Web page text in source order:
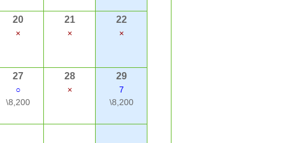
20
×
21
×
22
×
27
○
\8,200
28
×
29
7
\8,200